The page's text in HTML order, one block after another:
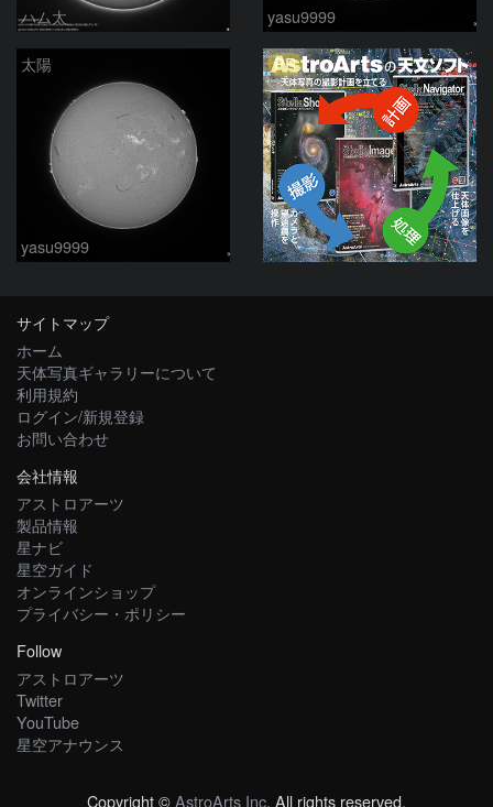
ハム太 yasu9999
太陽
yasu9999
PR
サイトマップ
ホーム
天体写真ギャラリーについて
利用規約
ログイン/新規登録
お問い合わせ
会社情報
アストロアーツ
製品情報
星ナビ
星空ガイド
オンラインショップ
プライバシー・ポリシー
Follow
アストロアーツ
Twitter
YouTube
星空アナウンス
Copyright ©AstroArts Inc. All rights reserved.